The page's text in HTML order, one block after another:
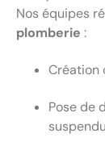
Nos équipes
plomberie :
Création
Pose de